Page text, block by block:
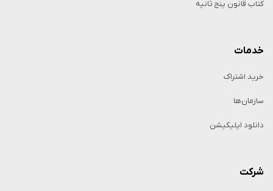
کتاب قانون پنج ثانیه
خدمات
خرید اشتراک
سازمان‌ها
دانلود اپلیکیشن
شرکت